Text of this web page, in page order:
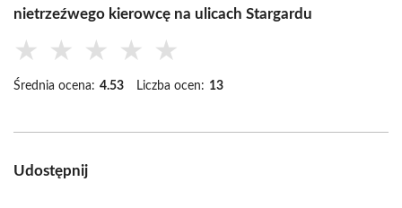
nietrzeźwego kierowcę na ulicach Stargardu
★ ★ ★ ★ ★
Średnia ocena: 4.53 Liczba ocen: 13
Udostępnij